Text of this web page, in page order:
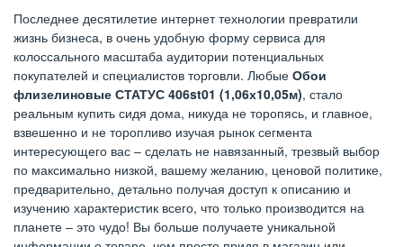
Последнее десятилетие интернет технологии превратили
жизнь бизнеса, в очень удобную форму сервиса для
колоссального масштаба аудитории потенциальных
покупателей и специалистов торговли. Любые Обои
флизелиновые СТАТУС 406st01 (1,06х10,05м), стало
реальным купить сидя дома, никуда не торопясь, и главное,
взвешенно и не торопливо изучая рынок сегмента
интересующего вас – сделать не навязанный, трезвый выбор
по максимально низкой, вашему желанию, ценовой политике,
предварительно, детально получая доступ к описанию и
изучению характеристик всего, что только производится на
планете – это чудо! Вы больше получаете уникальной